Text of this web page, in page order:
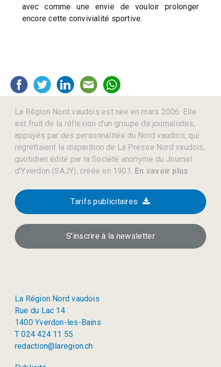
avec comme une envie de vouloir prolonger
encore cette convivialité sportive.
La Région Nord vaudois est née en mars 2006. Elle
est fruit de la réflexion d’un groupe de journalistes,
appuyés par des personnalités du Nord vaudois, qui
regrettaient la disparition de La Presse Nord vaudois,
quotidien édité par la Société anonyme du Journal
d’Yverdon (SAJY), créée en 1901. En savoir plus
Tarifs publicitaires
S’inscrire à la newsletter
La Région Nord vaudois
Rue du Lac 14
1400 Yverdon-les-Bains
T 024 424 11 55
redaction@laregion.ch